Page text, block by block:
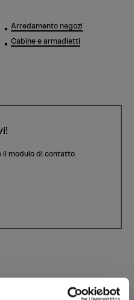
Arredamento negozi
Cabine e armadietti
il modulo di contatto.